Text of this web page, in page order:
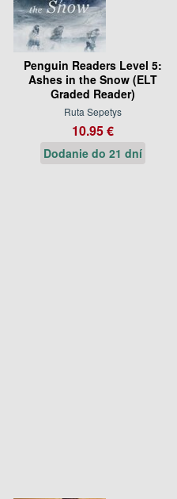
Penguin Readers Level 5:
Ashes in the Snow (ELT
Graded Reader)
Ruta Sepetys
10.95 €
Dodanie do 21 dní